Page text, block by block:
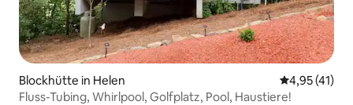
Blockhütte in Helen
4,95 (41)
Fluss-Tubing, Whirlpool, Golfplatz, Pool, Haustiere!